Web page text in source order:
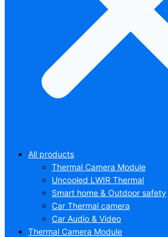
All products
Thermal Camera Module
Uncooled LWIR Thermal
Smart home & Outdoor safety
Car Thermal camera
Car Audio & Video
Thermal Camera Module